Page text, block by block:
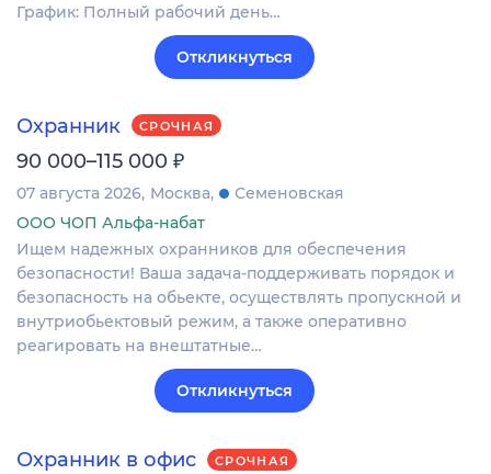
График: Полный рабочий день…
Откликнуться
Охранник СРОЧНАЯ
90 000–115 000 ₽
07 августа 2026 Москва
Семеновская
ООО ЧОП Альфа-набат
Ищем надежных охранников для обеспечения
безопасности! Ваша задача-поддерживать порядок и
безопасность на обьекте, осуществлять пропускной и
внутриобьектовый режим, а также оперативно
реагировать на внештатные…
Откликнуться
Охранник в офис СРОЧНАЯ